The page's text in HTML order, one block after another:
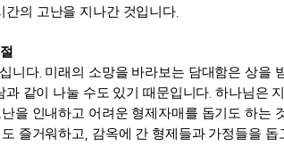
간의 고난을 지나간 것입니다
절
니다. 미래의 소망을 바라보는 담대함은 상을
같이 나눌 수도 있기 때문입니다 .하나님은
난을 인내하고 어려운 형제자매를 돕기도 하는
즐거워하고
감옥에 간 형제들과 가정들을